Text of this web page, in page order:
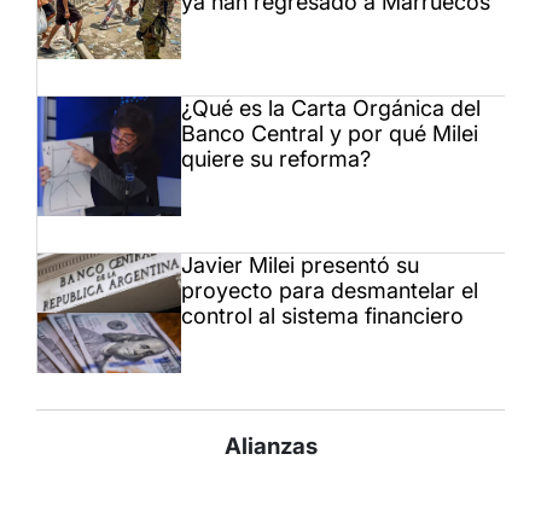
¿Qué es la Carta Orgánica del
Banco Central y por qué Milei
quiere su reforma?
Javier Milei presentó su
proyecto para desmantelar el
control al sistema financiero
Alianzas